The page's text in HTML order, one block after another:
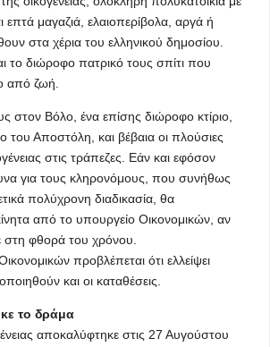
επτά μαγαζιά, ελαιοπερίβολα, αργά ή
στα χέρια του ελληνικού δημοσίου.
το διώροφο πατρικό τους σπίτι που
από ζωή.
στον Βόλο, ένα επίσης διώροφο κτίριο,
του Αποστόλη, και βέβαια οι πλούσιες
στις τράπεζες. Εάν και εφόσον
για τους κληρονόμους, που συνήθως
πολύχρονη διαδικασία, θα
από το υπουργείο Οικονομικών, αν
στη φθορά του χρόνου.
προβλέπεται ότι ελλείψει
και οι καταθέσεις.
το δράμα
αποκαλύφτηκε στις 27 Αυγούστου